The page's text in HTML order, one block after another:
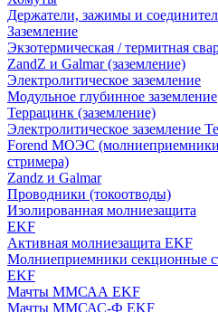
Держатели, зажимы и
Заземление
Экзотермическая / термитная
ZandZ и Galmar (заземление)
Электролитическое заземление
Модульное глубинное заземление
Террацинк (заземление)
Электролитическое заземление
Forend МОЭС
стримера)
Zandz и Galmar
Проводники (токоотводы)
Изолированная молниезащита
EKF
Активная молниезащита EKF
Молниеприемники секционные
EKF
Мачты ММСАА EKF
Мачты ММСАС-Ф EKF